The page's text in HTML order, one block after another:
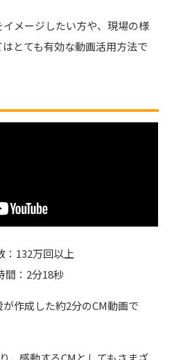
メージしたい方や、現場の様
とても有効な動画活用方法で
：132万回以上
間：2分18秒
作成した約2分のCM動画で